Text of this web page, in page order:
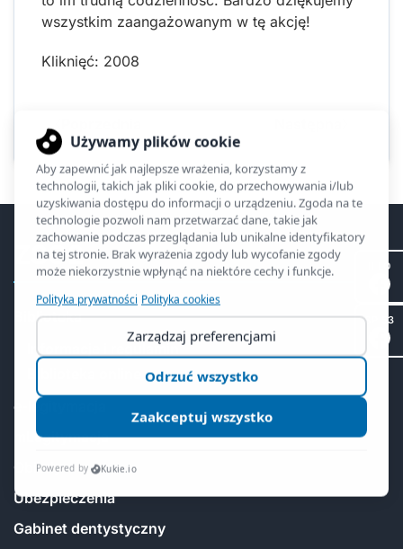
wszystkim zaangażowanym w tę akcję!
Kliknięć: 2008
ZSO2
Biblioteka
Informacje i regulamin
e-legitymacja
mLegitymacja
Obiady
Ubezpieczenia
Gabinet dentystyczny
II LO
SP 53